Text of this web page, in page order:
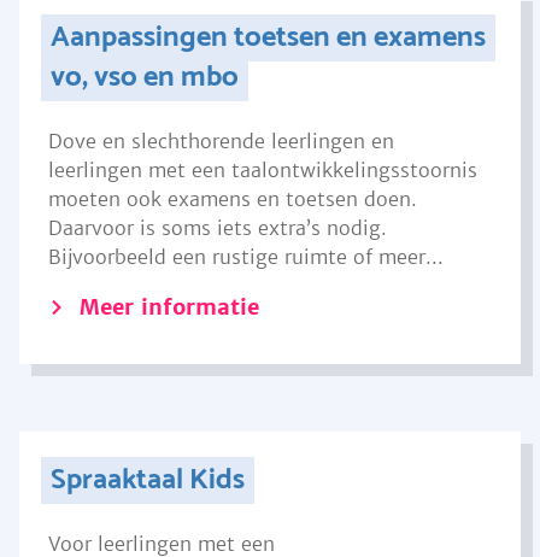
Aanpassingen toetsen en examens
vo, vso en mbo
Dove en slechthorende leerlingen en
leerlingen met een taalontwikkelingsstoornis
moeten ook examens en toetsen doen.
Daarvoor is soms iets extra’s nodig.
Bijvoorbeeld een rustige ruimte of meer...
Meer informatie
Spraaktaal Kids
Voor leerlingen met een